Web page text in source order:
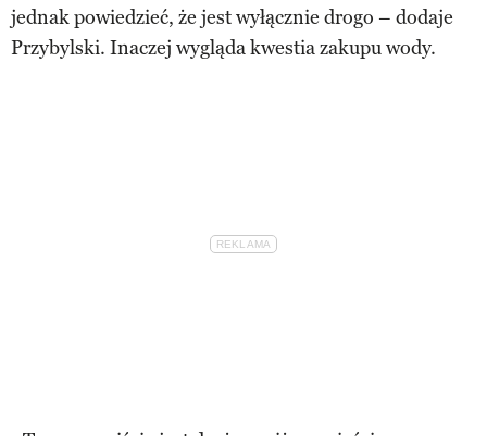
jednak powiedzieć, że jest wyłącznie drogo – dodaje
Przybylski. Inaczej wygląda kwestia zakupu wody.